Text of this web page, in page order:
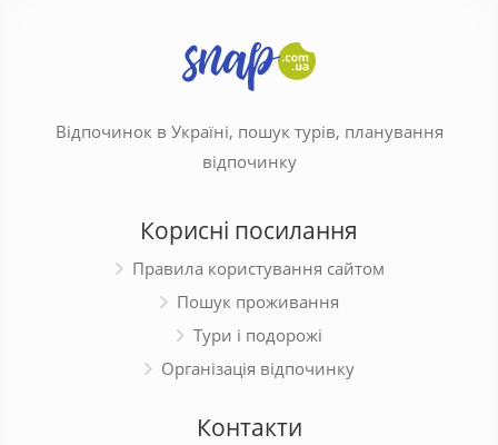
Відпочинок в Україні, пошук турів, планування
відпочинку
Корисні посилання
Правила користування сайтом
Пошук проживання
Тури і подорожі
Організація відпочинку
Контакти